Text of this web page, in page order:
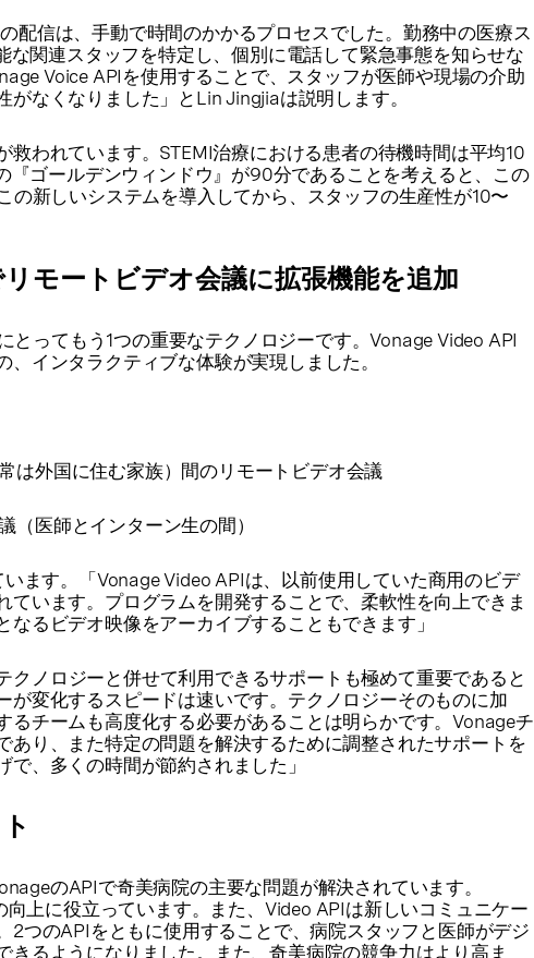
配信は、手動で時間のかかるプロセスでした。勤務中の医療ス
な関連スタッフを特定し、個別に電話して緊急事態を知らせな
Voice APIを使用することで、スタッフが医師や現場の介助
なくなりました」とLin Jingjiaは説明します。
救われています。STEMI治療における患者の待機時間は平均10
『ゴールデンウィンドウ』が90分であることを考えると、この
の新しいシステムを導入してから、スタッフの生産性が10〜
モートビデオ会議に拡張機能を追加
とってもう1つの重要なテクノロジーです。Vonage Video API
インタラクティブな体験が実現しました。
は外国に住む家族）間のリモートビデオ会議
（医師とインターン生の間）
ます。「Vonage Video APIは、以前使用していた商用のビデ
ています。プログラムを開発することで、柔軟性を向上できま
るビデオ映像をアーカイブすることもできます」
クノロジーと併せて利用できるサポートも極めて重要であると
が変化するスピードは速いです。テクノロジーそのものに加
るチームも高度化する必要があることは明らかです。Vonageチ
あり、また特定の問題を解決するために調整されたサポートを
、多くの時間が節約されました」
のAPIで奇美病院の主要な問題が解決されています。
上に役立っています。また、Video APIは新しいコミュニケー
2つのAPIをともに使用することで、病院スタッフと医師がデジ
きるようになりました。また、奇美病院の競争力はより高ま